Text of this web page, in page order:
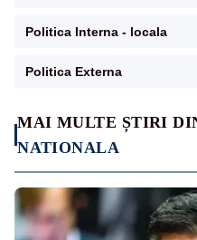
MAI MULTE ȘTIRI
NATIONALA
Politica Interna - locala
Politica Externa